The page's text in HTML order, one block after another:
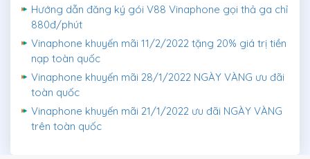
Hướng dẫn đăng ký gói V88 Vinaphone gọi thả ga chỉ
880đ/phút
Vinaphone khuyến mãi 11/2/2022 tặng 20% giá trị tiền
nạp toàn quốc
Vinaphone khuyến mãi 28/1/2022 NGÀY VÀNG ưu đãi
toàn quốc
Vinaphone khuyến mãi 21/1/2022 ưu đãi NGÀY VÀNG
trên toàn quốc